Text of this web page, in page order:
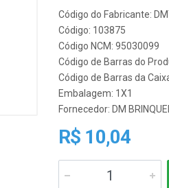
Código do Fabricante:
Código: 103875
Código NCM: 95030099
Código de Barras do
Código de Barras da
Embalagem: 1X1
Fornecedor: DM
R$ 10,04